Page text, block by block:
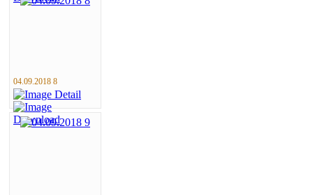
04.09.2018 8